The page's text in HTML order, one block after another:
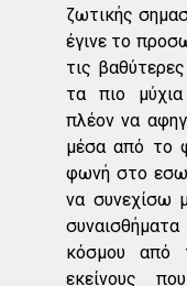
ζωτικής
έγινε το
τις
τα πιο
πλέον να
μέσα από το
φωνή στο
να συνεχίσω
συναισθήματα
κόσμου από
εκείνους